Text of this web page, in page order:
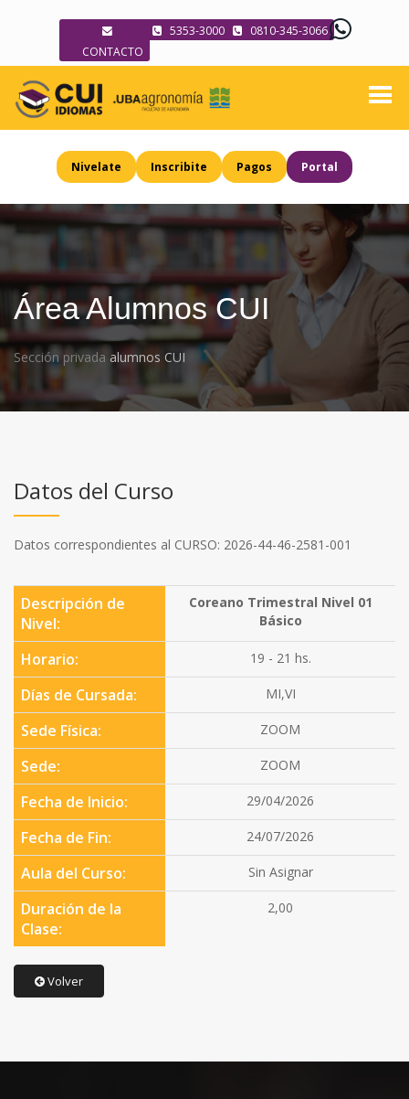
CONTACTO
5353-3000 0810-345-3066
Nivelate Inscribite Pagos Portal
Área Alumnos CUI
Sección privada alumnos CUI
Datos del Curso
Datos correspondientes al CURSO: 2026-44-46-2581-001
Descripción de
Nivel:
Coreano Trimestral Nivel 01
Básico
Horario: 19 - 21 hs.
Días de Cursada: MI,VI
Sede Física: ZOOM
Sede: ZOOM
Fecha de Inicio: 29/04/2026
Fecha de Fin: 24/07/2026
Aula del Curso: Sin Asignar
Duración de la
Clase:
2,00
Volver